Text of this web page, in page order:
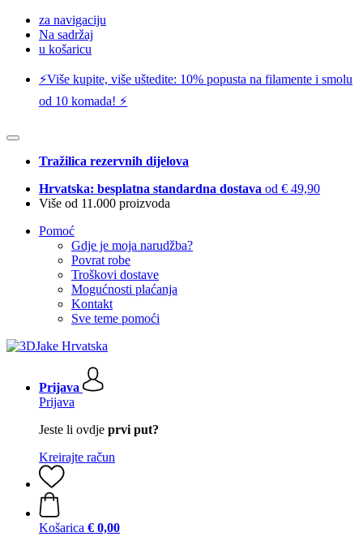
za navigaciju
Na sadržaj
u košaricu
⚡️Više kupite, više uštedite: 10% popusta na filamente i smolu
od 10 komada! ⚡️
Tražilica rezervnih dijelova
Hrvatska: besplatna standardna dostava od € 49,90
Više od 11.000 proizvoda
Pomoć
Gdje je moja narudžba?
Povrat robe
Troškovi dostave
Mogućnosti plaćanja
Kontakt
Sve teme pomoći
Prijava
Prijava
Jeste li ovdje prvi put?
Kreirajte račun
Košarica € 0,00